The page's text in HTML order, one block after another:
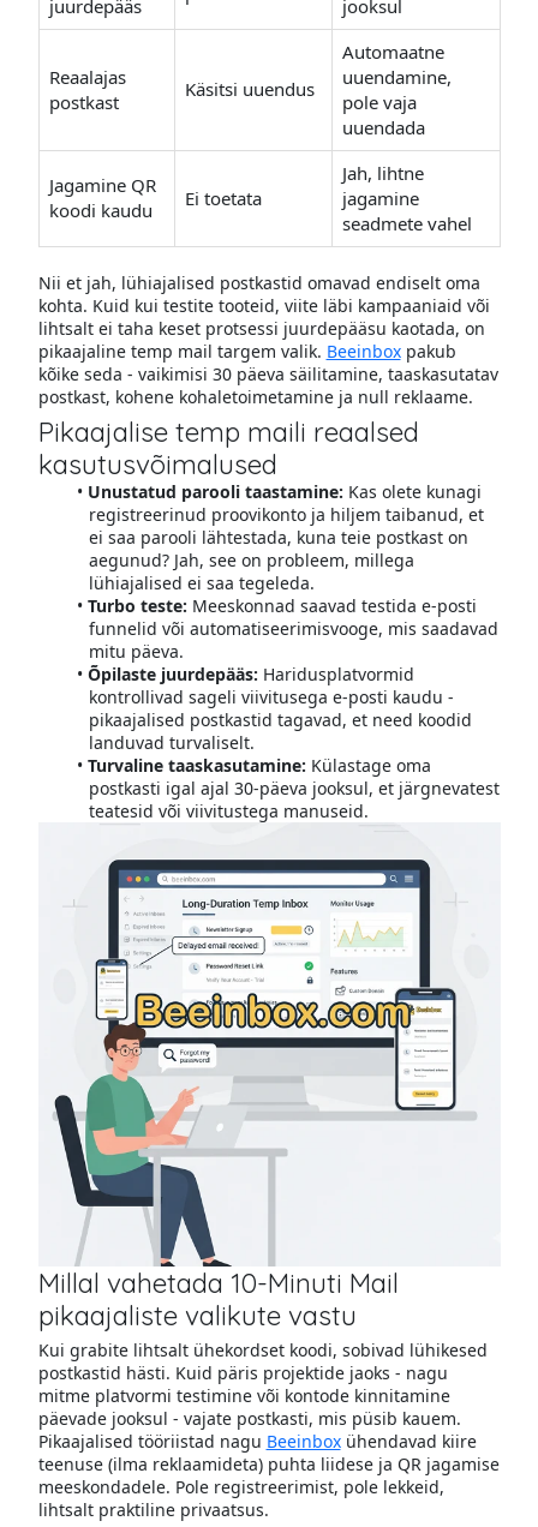
juurdepääs jooksul
Reaalajas
postkast
Käsitsi uuendus
Automaatne
uuendamine,
pole vaja
uuendada
Jagamine QR
koodi kaudu
Ei toetata
Jah, lihtne
jagamine
seadmete vahel
Nii et jah, lühiajalised postkastid omavad endiselt oma
kohta. Kuid kui testite tooteid, viite läbi kampaaniaid või
lihtsalt ei taha keset protsessi juurdepääsu kaotada, on
pikaajaline temp mail targem valik. Beeinboxpakub
kõike seda - vaikimisi 30 päeva säilitamine, taaskasutatav
postkast, kohene kohaletoimetamine ja null reklaame.
Pikaajalise temp maili reaalsed
kasutusvõimalused
Unustatud parooli taastamine: Kas olete kunagi
registreerinud proovikonto ja hiljem taibanud, et
ei saa parooli lähtestada, kuna teie postkast on
aegunud? Jah, see on probleem, millega
lühiajalised ei saa tegeleda.
Turbo teste: Meeskonnad saavad testida e-posti
funnelid või automatiseerimisvooge, mis saadavad
mitu päeva.
Õpilaste juurdepääs: Haridusplatvormid
kontrollivad sageli viivitusega e-posti kaudu -
pikaajalised postkastid tagavad, et need koodid
landuvad turvaliselt.
Turvaline taaskasutamine: Külastage oma
postkasti igal ajal 30-päeva jooksul, et järgnevatest
teatesid või viivitustega manuseid.
Millal vahetada 10-Minuti Mail
pikaajaliste valikute vastu
Kui grabite lihtsalt ühekordset koodi, sobivad lühikesed
postkastid hästi. Kuid päris projektide jaoks - nagu
mitme platvormi testimine või kontode kinnitamine
päevade jooksul - vajate postkasti, mis püsib kauem.
Pikaajalised tööriistad nagu Beeinboxühendavad kiire
teenuse (ilma reklaamideta) puhta liidese ja QR jagamise
meeskondadele. Pole registreerimist, pole lekkeid,
lihtsalt praktiline privaatsus.